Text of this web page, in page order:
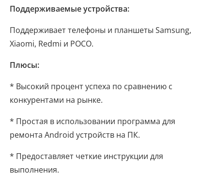
Поддерживаемые устройства:
Поддерживает телефоны и планшеты Samsung,
Xiaomi, Redmi и POCO.
Плюсы:
* Высокий процент успеха по сравнению с
конкурентами на рынке.
* Простая в использовании программа для
ремонта Android устройств на ПК.
* Предоставляет четкие инструкции для
выполнения.